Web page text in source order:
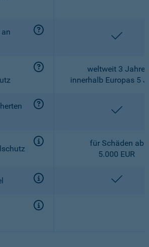
weltweit 3 Jahre,
innerhalb Europas 5
für Schäden ab
5.000 EUR